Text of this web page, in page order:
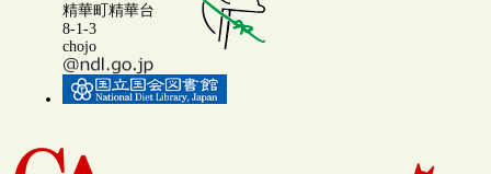
精華町精華台
8-1-3
chojo